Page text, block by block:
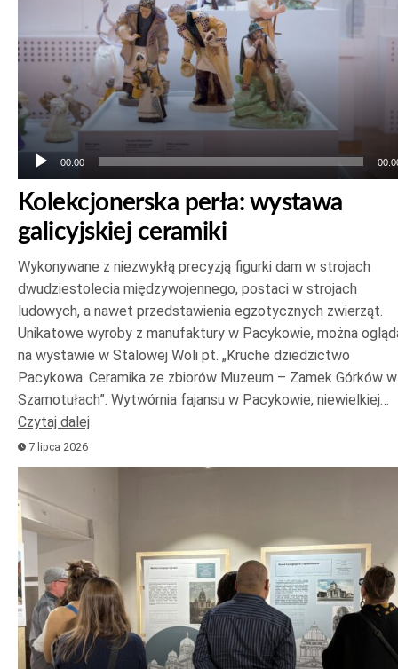
00:00
Kolekcjonerska perła: wystawa
galicyjskiej ceramiki
Wykonywane z niezwykłą precyzją figurki dam w strojach
dwudziestolecia międzywojennego, postaci w strojach
ludowych, a nawet przedstawienia egzotycznych zwierząt.
Unikatowe wyroby z manufaktury w Pacykowie, można
na wystawie w Stalowej Woli pt. „Kruche dziedzictwo
Pacykowa. Ceramika ze zbiorów Muzeum – Zamek Górków w
Szamotułach”. Wytwórnia fajansu w Pacykowie, niewielkiej…
Czytaj dalej
7 lipca 2026
plików
dźwiękowych